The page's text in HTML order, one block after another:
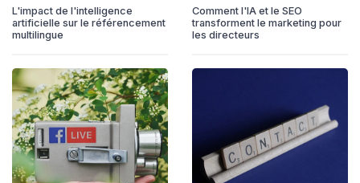
L'impact de l'intelligence
artificielle sur le référencement
multilingue
Comment l'IA et le SEO
transforment le marketing pour
les directeurs